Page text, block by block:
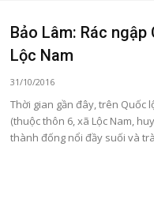
Bảo Lâm: Rác ngập
Lộc Nam
31/10/2016
Thời gian gần đây, trên Quốc
(thuộc thôn 6, xã Lộc Nam,
thành đống nổi đầy suối và